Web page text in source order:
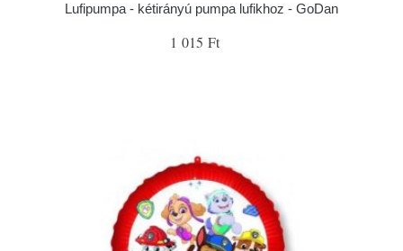
Lufipumpa - kétirányú pumpa lufikhoz - GoDan
1 015 Ft